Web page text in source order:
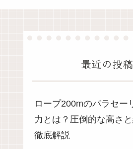
最近の投稿
ロープ200mのパラセー
力とは？圧倒的な高さ
徹底解説